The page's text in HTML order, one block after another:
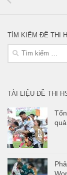
TÌM KIẾM ĐỀ THI
Tìm
kiếm
TÀI LIỆU ĐỀ THI